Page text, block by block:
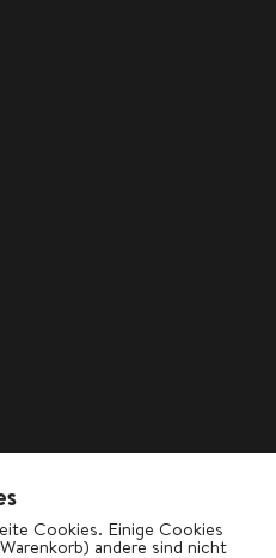
Cookies. Einige Cookies
andere sind nicht